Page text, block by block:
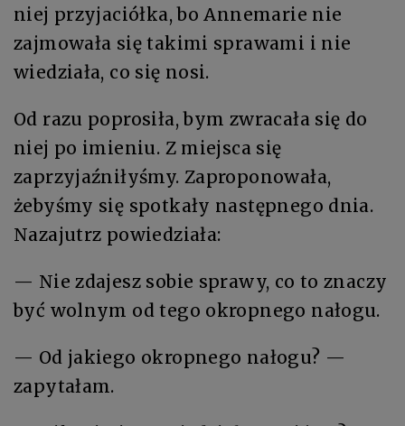
niej przyjaciółka, bo Annemarie nie
zajmowała się takimi sprawami i nie
wiedziała, co się nosi.
Od razu poprosiła, bym zwracała się do
niej po imieniu. Z miejsca się
zaprzyjaźniłyśmy. Zaproponowała,
żebyśmy się spotkały następnego dnia.
Nazajutrz powiedziała:
— Nie zdajesz sobie sprawy, co to znaczy
być wolnym od tego okropnego nałogu.
— Od jakiego okropnego nałogu? —
zapytałam.